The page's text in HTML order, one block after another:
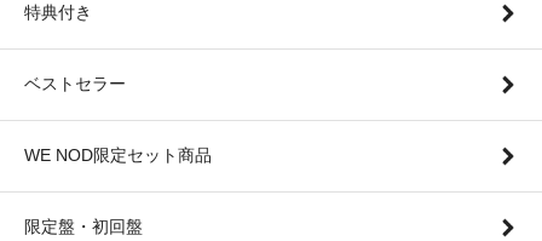
特典付き
ベストセラー
WE NOD限定セット商品
限定盤・初回盤